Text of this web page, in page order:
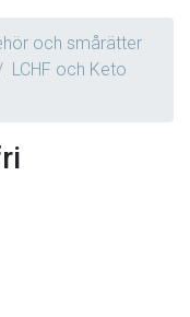
och smårätter
LCHF och Keto